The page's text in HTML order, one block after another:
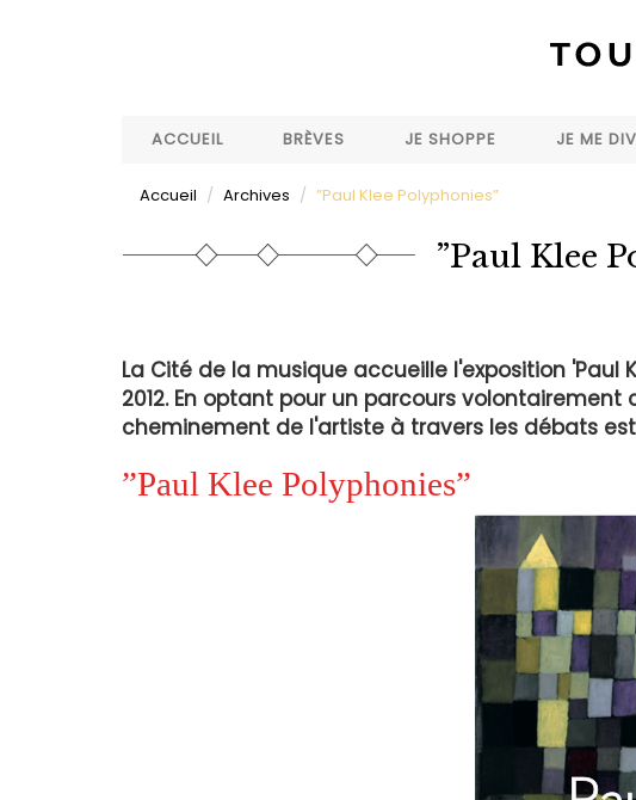
ACCUEIL
BRÈVES JE SHOPPE JE ME
Accueil Archives ”Paul Klee Polyphonies”
”Paul Klee
La Cité de la musique accueille l'exposition 'Paul
2012. En optant pour un parcours
cheminement de l'artiste à travers les débats
”Paul Klee Polyphonies”